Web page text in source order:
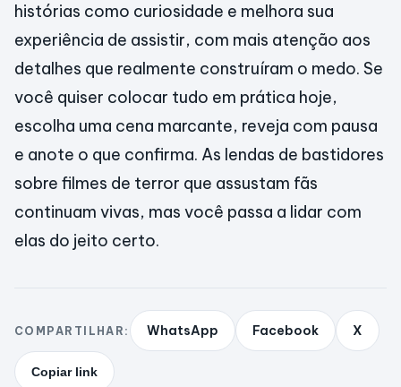
histórias como curiosidade e melhora sua
experiência de assistir, com mais atenção aos
detalhes que realmente construíram o medo. Se
você quiser colocar tudo em prática hoje,
escolha uma cena marcante, reveja com pausa
e anote o que confirma. As lendas de bastidores
sobre filmes de terror que assustam fãs
continuam vivas, mas você passa a lidar com
elas do jeito certo.
COMPARTILHAR: WhatsApp Facebook X
Copiar link